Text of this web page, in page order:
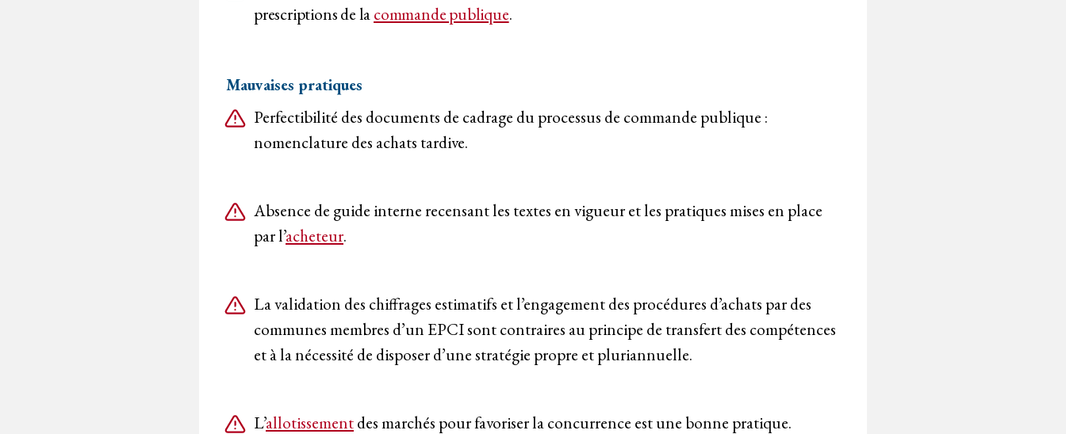
prescriptions de lacommande publique.
Mauvaises pratiques
Perfectibilité des documents de cadrage du processus de commande publique :
nomenclature des achats tardive.
Absence de guide interne recensant les textes en vigueur et les pratiques mises en place
par l’acheteur.
La validation des chiffrages estimatifs et l’engagement des procédures d’achats par des
communes membres d’un EPCI sont contraires au principe de transfert des compétences
et à la nécessité de disposer d’une stratégie propre et pluriannuelle.
L’allotissementdes marchés pour favoriser la concurrence est une bonne pratique.